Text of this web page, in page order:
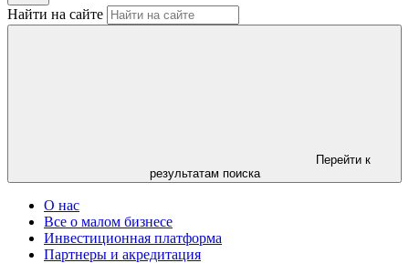
Найти на сайте
Перейти к
результатам поиска
О нас
Все о малом бизнесе
Инвестиционная платформа
Партнеры и акредитация